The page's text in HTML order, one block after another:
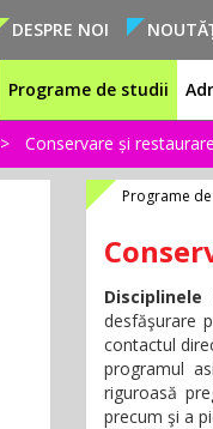
DESPRE NOI
Programe de studii
Conservare și restaurare
Programe
Disciplinele
desfăşurare
contactul
programul
riguroasă
precum şi a